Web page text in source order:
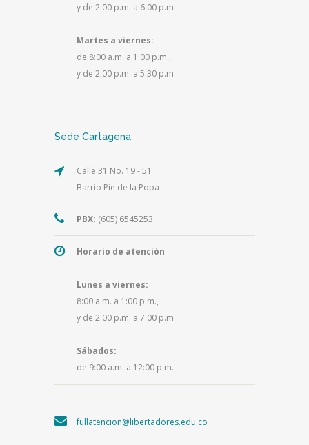
y de 2:00 p.m. a 6:00 p.m.
Martes a viernes:
de 8:00 a.m. a 1:00 p.m.,
y de 2:00 p.m. a 5:30 p.m.
Sede Cartagena
Calle 31 No. 19 - 51
Barrio Pie de la Popa
PBX: (605) 6545253
Horario de atención
Lunes a viernes:
8:00 a.m. a 1:00 p.m.,
y de 2:00 p.m. a 7:00 p.m.
Sábados:
de 9:00 a.m. a 12:00 p.m.
fullatencion@libertadores.edu.co